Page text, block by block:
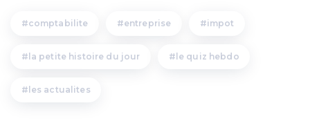
comptabilite entreprise impot
la petite histoire du jour le quiz hebdo
les actualites